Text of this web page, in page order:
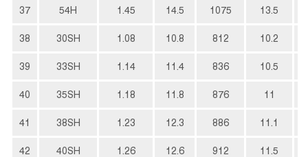
37 54H 1.45 14.5 1075 13.5
38 30SH 1.08 10.8 812 10.2
39 33SH 1.14 11.4 836 10.5
40 35SH 1.18 11.8 876 11
41 38SH 1.23 12.3 886 11.1
42 40SH 1.26 12.6 912 11.5